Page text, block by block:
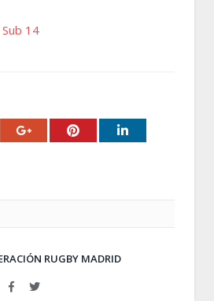
14
Google+ Pinterest LinkedIn
RUGBY MADRID
FacebookTwitter